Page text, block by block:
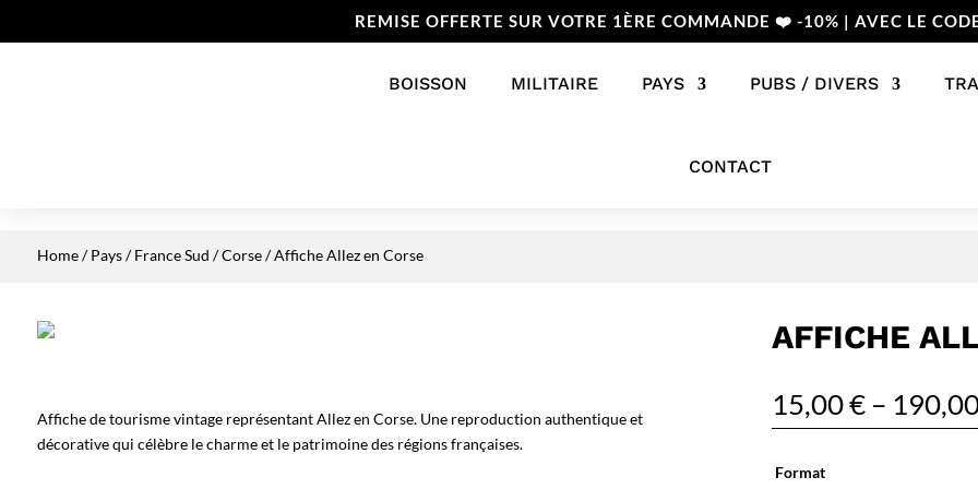
REMISE OFFERTE SUR VOTRE 1ÈRE COMMANDE ❤️ -10% | AVEC LE
BOISSON MILITAIRE PAYS PUBS / DIVERS
CONTACT
Home/Pays/France Sud /Corse/ Affiche Allez en Corse
Affiche de tourisme vintage représentant Allez en Corse. Une reproduction authentique et
décorative qui célèbre le charme et le patrimoine des régions françaises.
AFFICHE
15,00€ –
Format